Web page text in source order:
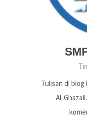
Tulisan di blog
Al-